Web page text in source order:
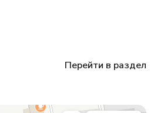
Перейти в раздел